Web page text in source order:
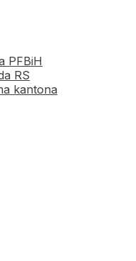
PFBiH
RS
kantona